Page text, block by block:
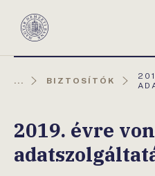
Magyar
... BIZTOSÍTÓK
2019. évre